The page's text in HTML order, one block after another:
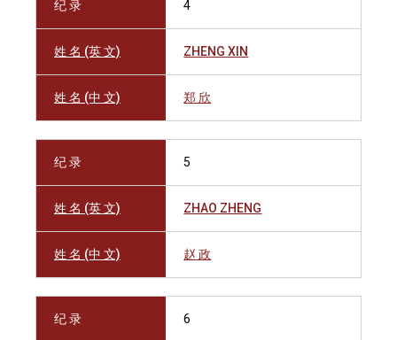
纪 录 4
姓 名 (英 文) ZHENG XIN
姓 名 (中 文) 郑 欣
纪 录 5
姓 名 (英 文) ZHAO ZHENG
姓 名 (中 文) 赵 政
纪 录 6